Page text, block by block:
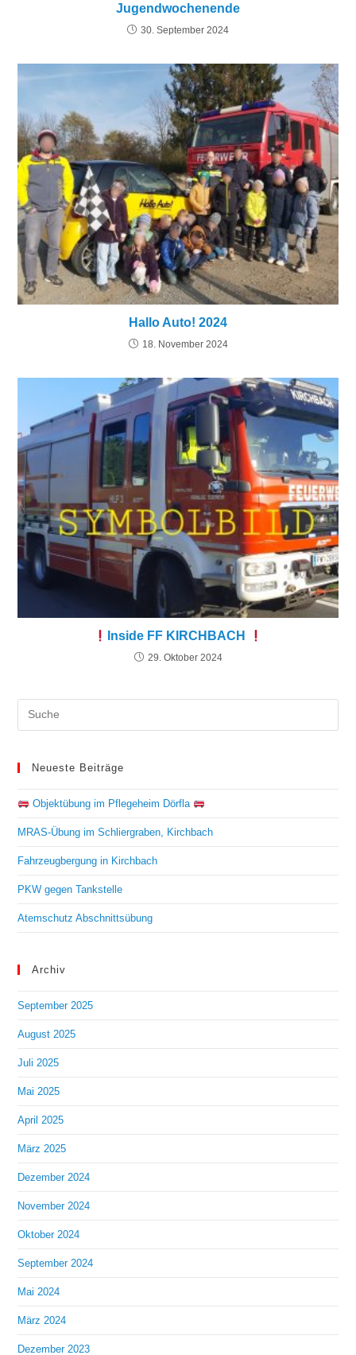
Jugendwochenende
30. September 2024
Hallo Auto! 2024
18. November 2024
Inside FF KIRCHBACH
29. Oktober 2024
Neueste Beiträge
Objektübung im Pflegeheim Dörfla
MRAS-Übung im Schliergraben, Kirchbach
Fahrzeugbergung in Kirchbach
PKW gegen Tankstelle
Atemschutz Abschnittsübung
Archiv
September 2025
August 2025
Juli 2025
Mai 2025
April 2025
März 2025
Dezember 2024
November 2024
Oktober 2024
September 2024
Mai 2024
März 2024
Dezember 2023